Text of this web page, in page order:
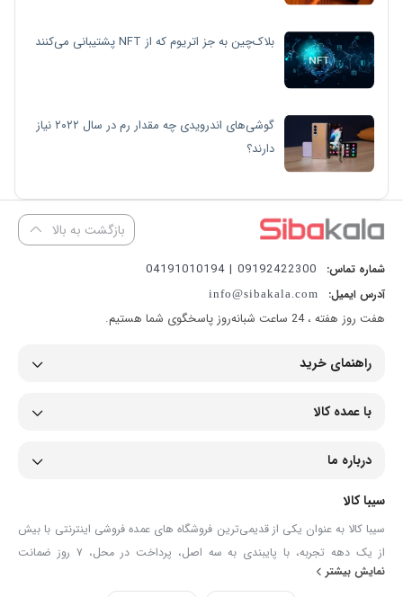
بلاک‌چین به جز اتریوم که از NFT پشتیبانی می‌کنند
گوشی‌های اندرویدی چه مقدار رم در سال ۲۰۲۲ نیاز
دارند؟
بازگشت به بالا
شماره تماس: 09192422300 | 04191010194
آدرس ایمیل: info@sibakala.com
هفت روز هفته ، 24 ساعت شبانه‌روز پاسخگوی شما هستیم.
راهنمای خرید
با عمده کالا
درباره ما
سیبا کالا
سیبا کالا به عنوان یکی از قدیمی‌ترین فروشگاه های عمده فروشی اینترنتی با بیش
از یک دهه تجربه، با پایبندی به سه اصل، پرداخت در محل، ۷ روز ضمانت
بازگشت کالا و تضمین اصل‌بودن کالا موفق شده تا همگام با فروشگاه‌های معتبر
نمایش بیشتر